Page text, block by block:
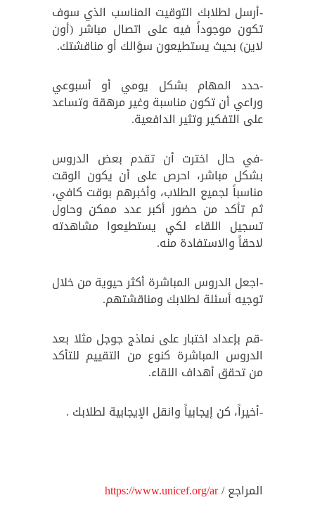
-أرسل لطلابك التوقيت المناسب الذي سوف
تكون موجوداً فيه على اتصال مباشر (أون
لاين) بحيث يستطيعون سؤالك أو مناقشتك.
-حدد المهام بشكل يومي أو أسبوعي
وراعي أن تكون مناسبة وغير مرهقة وتساعد
على التفكير وتثير الدافعية.
-في حال اخترت أن تقدم بعض الدروس
بشكل مباشر، احرص على أن يكون الوقت
مناسباً لجميع الطلاب، وأخبرهم بوقت كافي،
ثم تأكد من حضور أكبر عدد ممكن وحاول
تسجيل اللقاء لكي يستطيعوا مشاهدته
لاحقاً والاستفادة منه.
-اجعل الدروس المباشرة أكثر حيوية من خلال
توجيه أسئلة لطلابك ومناقشتهم.
-قم بإعداد اختبار على نماذج جوجل مثلا بعد
الدروس المباشرة كنوع من التقييم للتأكد
من تحقق أهداف اللقاء.
-أخيراً، كن إيجابياً وانقل الإيجابية لطلابك .
المراجع /https://www.unicef.org/ar